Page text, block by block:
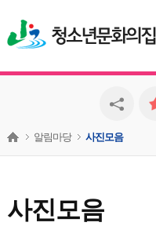
청소년문화의집
사진모음
알림마당 사진모음